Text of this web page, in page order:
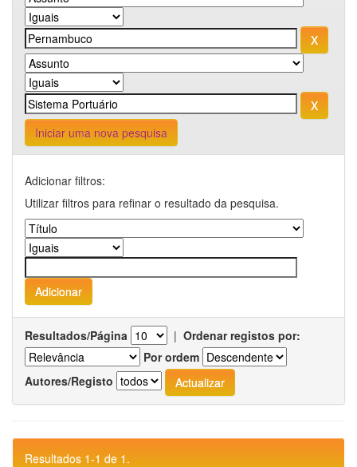
Iniciar uma nova pesquisa
Adicionar filtros:
Utilizar filtros para refinar o resultado da pesquisa.
Resultados/Página | Ordenar registos por:
Por ordem
Autores/Registo
Resultados 1-1 de 1.